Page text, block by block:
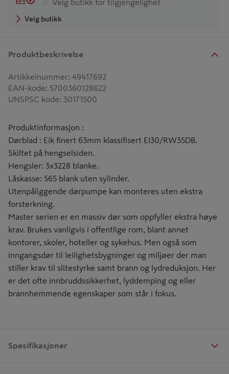
Velg butikk for tilgjengelighet
Velg butikk
Produktbeskrivelse
Artikkelnummer: 49417692
EAN-kode: 5700360128622
UNSPSC kode: 30171500
Produktinformasjon :
Dørblad : Eik finert 63mm klassifisert EI30/RW35DB.
Skiltet på hengselsiden.
Hengsler: 3x3228 blanke.
Låskasse: 565 blank uten sylinder.
Utenpåliggende dørpumpe kan monteres uten ekstra
forsterkning.
Master serien er en massiv dør som oppfyller ekstra høye
krav. Brukes vanligvis i offentlige rom, blant annet
kontorer, skoler, hoteller og sykehus. Men også som
inngangsdør til leilighetsbygninger og miljøer der man
stiller krav til slitestyrke samt brann og lydreduksjon. Her
er det ofte innbruddssikkerhet, lyddemping og eller
brannhemmende egenskaper som står i fokus.
Spesifikasjoner